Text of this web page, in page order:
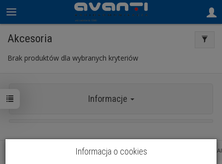
Akcesoria
Brak produktów dla wybranych kryteriów
Informacje
Sklep internetowy SOTESHOP AI
Informacja o cookies